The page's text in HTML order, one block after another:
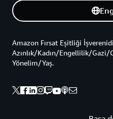
Amazon Fırsat Eşitliği
Azınlık/Kadın/Engellilik/
Yönelim/Yaş.